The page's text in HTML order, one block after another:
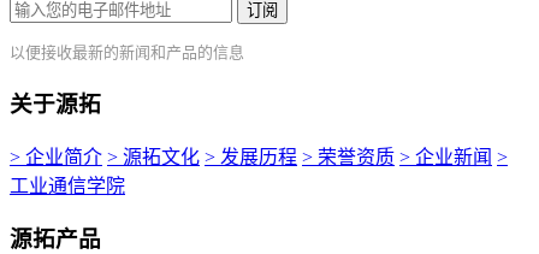
订阅
以便接收最新的新闻和产品的信息
关于源拓
> 企业简介 > 源拓文化 > 发展历程 > 荣誉资质 > 企业新闻 >
工业通信学院
源拓产品